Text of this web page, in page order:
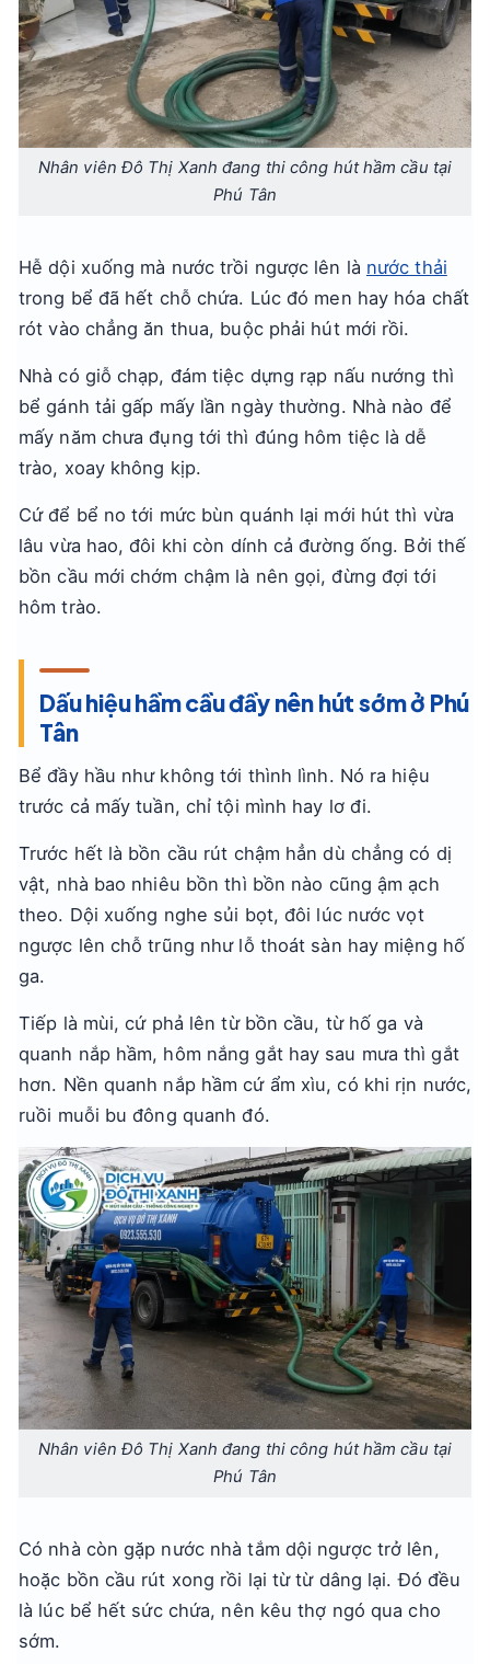
Nhân viên Đô Thị Xanh đang thi công hút hầm cầu tại
Phú Tân
Hễ dội xuống mà nước trồi ngược lên là nước thải
trong bể đã hết chỗ chứa. Lúc đó men hay hóa chất
rót vào chẳng ăn thua, buộc phải hút mới rồi.
Nhà có giỗ chạp, đám tiệc dựng rạp nấu nướng thì
bể gánh tải gấp mấy lần ngày thường. Nhà nào để
mấy năm chưa đụng tới thì đúng hôm tiệc là dễ
trào, xoay không kịp.
Cứ để bể no tới mức bùn quánh lại mới hút thì vừa
lâu vừa hao, đôi khi còn dính cả đường ống. Bởi thế
bồn cầu mới chớm chậm là nên gọi, đừng đợi tới
hôm trào.
Dấu hiệu hầm cầu đầy nên hút sớm ở Phú
Tân
Bể đầy hầu như không tới thình lình. Nó ra hiệu
trước cả mấy tuần, chỉ tội mình hay lơ đi.
Trước hết là bồn cầu rút chậm hẳn dù chẳng có dị
vật, nhà bao nhiêu bồn thì bồn nào cũng ậm ạch
theo. Dội xuống nghe sủi bọt, đôi lúc nước vọt
ngược lên chỗ trũng như lỗ thoát sàn hay miệng hố
ga.
Tiếp là mùi, cứ phả lên từ bồn cầu, từ hố ga và
quanh nắp hầm, hôm nắng gắt hay sau mưa thì gắt
hơn. Nền quanh nắp hầm cứ ẩm xìu, có khi rịn nước,
ruồi muỗi bu đông quanh đó.
Nhân viên Đô Thị Xanh đang thi công hút hầm cầu tại
Phú Tân
Có nhà còn gặp nước nhà tắm dội ngược trở lên,
hoặc bồn cầu rút xong rồi lại từ từ dâng lại. Đó đều
là lúc bể hết sức chứa, nên kêu thợ ngó qua cho
sớm.